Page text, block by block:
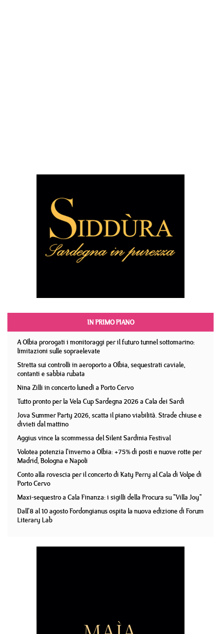
IN PRIMO PIANO
A Olbia prorogati i monitoraggi per il futuro tunnel sottomarino:
limitazioni sulle sopraelevate
Stretta sui controlli in aeroporto a Olbia, sequestrati caviale,
contanti e sabbia rubata
Nina Zilli in concerto lunedì a Porto Cervo
Tutto pronto per la Vela Cup Sardegna 2026 a Cala dei Sardi
Jova Summer Party 2026, scatta il piano viabilità. Strade chiuse e
divieti dal mattino
Aggius vince la scommessa del Silent Sardinia Festival
Volotea potenzia l'inverno a Olbia: +75% di posti e nuove rotte per
Madrid, Bologna e Napoli
Conto alla rovescia per il concerto di Katy Perry al Cala di Volpe di
Porto Cervo
Maxi-sequestro a Cala Finanza: i sigilli della Procura su "Villa Joy"
Dall'8 al 10 agosto Fordongianus ospita la nuova edizione di Forum
Literary Lab